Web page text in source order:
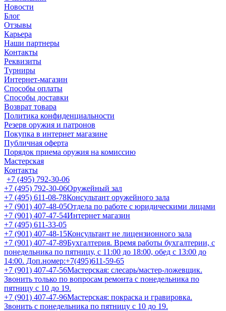
Новости
Блог
Отзывы
Карьера
Наши партнеры
Контакты
Реквизиты
Турниры
Интернет-магазин
Способы оплаты
Способы доставки
Возврат товара
Политика конфиденциальности
Резерв оружия и патронов
Покупка в интернет магазине
Публичная оферта
Порядок приема оружия на комиссию
Мастерская
Контакты
+7 (495) 792-30-06
+7 (495) 792-30-06Оружейный зал
+7 (495) 611-08-78Консультант оружейного зала
+7 (901) 407-48-05Отдела по работе с юридическими лицами
+7 (901) 407-47-54Интернет магазин
+7 (495) 611-33-05
+7 (901) 407-48-15Консультант не лицензионного зала
+7 (901) 407-47-89Бухгалтерия. Время работы бухгалтерии, с
понедельника по пятницу, с 11:00 до 18:00, обед с 13:00 до
14:00. Доп.номер:+7(495)611-59-65
+7 (901) 407-47-56Мастерская: слесарь/мастер-ложевщик.
Звонить только по вопросам ремонта с понедельника по
пятницу с 10 до 19.
+7 (901) 407-47-96Мастерская: покраска и гравировка.
Звонить с понедельника по пятницу с 10 до 19.